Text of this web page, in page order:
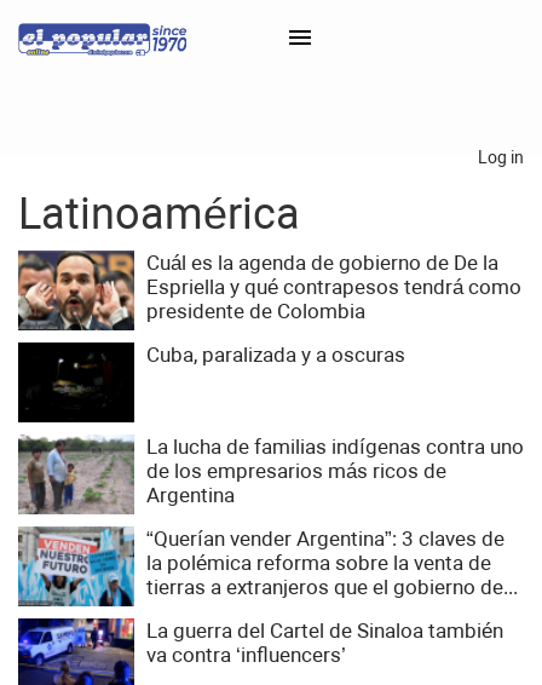
Classifieds
Categorías
Iniciar sesión con Clascal
Log in
Latinoamérica
Cuál es la agenda de gobierno de De la
Espriella y qué contrapesos tendrá como
presidente de Colombia
Cuba, paralizada y a oscuras
La lucha de familias indígenas contra uno
de los empresarios más ricos de
Argentina
“Querían vender Argentina”: 3 claves de
la polémica reforma sobre la venta de
tierras a extranjeros que el gobierno de...
La guerra del Cartel de Sinaloa también
va contra ‘influencers’